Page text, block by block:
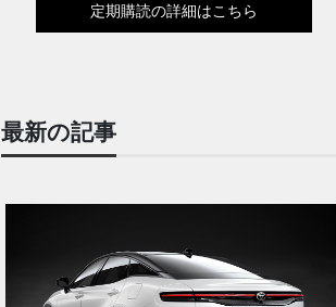
定期購読の詳細はこちら
最新の記事